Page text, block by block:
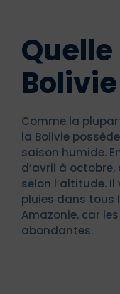
Bolivie
Comme la
la Bolivie
saison humide.
d’avril à
selon l’altitude.
pluies dans tous
Amazonie, car
abondantes.